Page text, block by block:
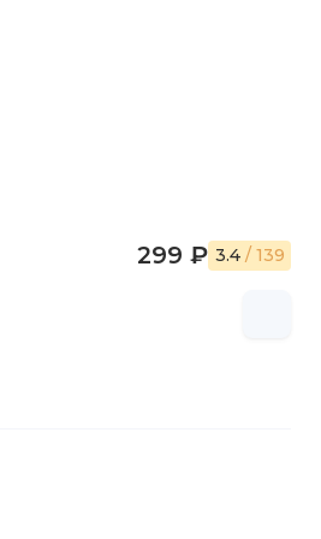
299 ₽ 3.4 / 139